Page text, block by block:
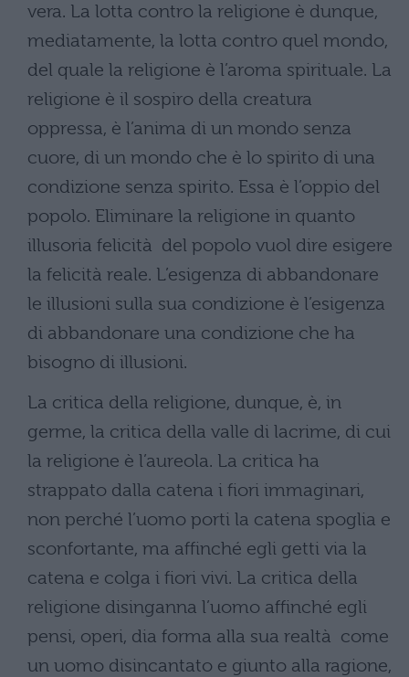
vera. La lotta contro la religione è dunque,
mediatamente, la lotta contro quel mondo,
del quale la religione è l’aroma spirituale. La
religione è il sospiro della creatura
oppressa, è l’anima di un mondo senza
cuore, di un mondo che è lo spirito di una
condizione senza spirito. Essa è l’oppio del
popolo. Eliminare la religione in quanto
illusoria felicità del popolo vuol dire esigere
la felicità reale. L’esigenza di abbandonare
le illusioni sulla sua condizione è l’esigenza
di abbandonare una condizione che ha
bisogno di illusioni.
La critica della religione, dunque, è, in
germe, la critica della valle di lacrime, di cui
la religione è l’aureola. La critica ha
strappato dalla catena i fiori immaginari,
non perché l’uomo porti la catena spoglia e
sconfortante, ma affinché egli getti via la
catena e colga i fiori vivi. La critica della
religione disinganna l’uomo affinché egli
pensi, operi, dia forma alla sua realtà come
un uomo disincantato e giunto alla ragione,